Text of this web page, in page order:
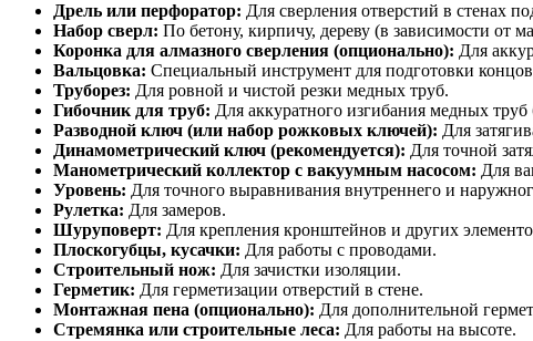
Дрель или перфоратор: Для сверления отверстий в стенах
Набор сверл: По бетону, кирпичу, дереву (в зависимости от
Коронка для алмазного сверления (опционально): Для
Вальцовка: Специальный инструмент для подготовки
Труборез: Для ровной и чистой резки медных труб.
Гибочник для труб: Для аккуратного изгибания медных труб
Разводной ключ (или набор рожковых ключей): Для
Динамометрический ключ (рекомендуется): Для точной
Манометрический коллектор с вакуумным насосом: Для
Уровень: Для точного выравнивания внутреннего и
Рулетка: Для замеров.
Шуруповерт: Для крепления кронштейнов и других
Плоскогубцы, кусачки: Для работы с проводами.
Строительный нож: Для зачистки изоляции.
Герметик: Для герметизации отверстий в стене.
Монтажная пена (опционально): Для дополнительной
Стремянка или строительные леса: Для работы на высоте.